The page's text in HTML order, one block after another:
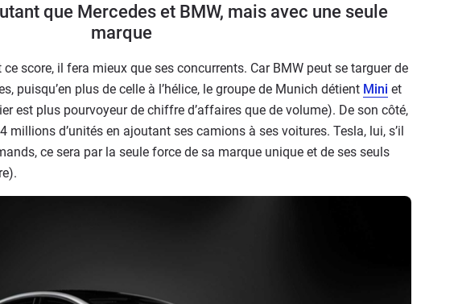
que Mercedes et BMW, mais avec une seule
marque
score, il fera mieux que ses concurrents. Car BMW peut se targuer de
puisqu’en plus de celle à l’hélice, le groupe de Munich détient Mini et
est plus pourvoyeur de chiffre d’affaires que de volume). De son côté,
millions d’unités en ajoutant ses camions à ses voitures. Tesla, lui, s’il
ce sera par la seule force de sa marque unique et de ses seuls